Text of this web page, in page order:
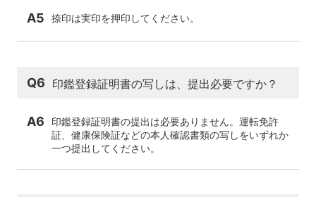
A5 捺印は実印を押印してください。
Q6 印鑑登録証明書の写しは、提出必要ですか？
A6
印鑑登録証明書の提出は必要ありません。運転免許
証、健康保険証などの本人確認書類の写しをいずれか
一つ提出してください。